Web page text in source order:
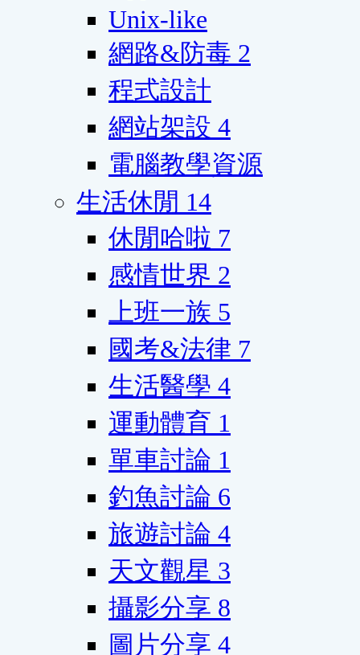
Unix-like
網路&防毒 2
程式設計
網站架設 4
電腦教學資源
生活休閒 14
休閒哈啦 7
感情世界 2
上班一族 5
國考&法律 7
生活醫學 4
運動體育 1
單車討論 1
釣魚討論 6
旅遊討論 4
天文觀星 3
攝影分享 8
圖片分享 4